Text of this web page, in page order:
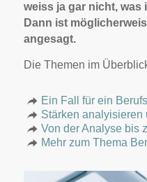
weiss ja gar nicht,
Dann ist
angesagt.
Die Themen im
Ein Fall für ein
Stärken analyisieren
Von der Analyse bis
Mehr zum Thema